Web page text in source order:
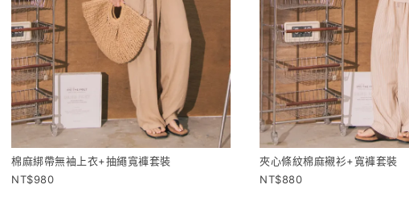
棉麻綁帶無袖上衣+抽繩寬褲套裝
980
夾心條紋棉麻襯衫+寬褲套裝
880